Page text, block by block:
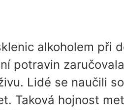
alkoholem při
potravin
Lidé se naučili
Taková hojnost